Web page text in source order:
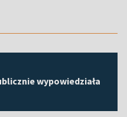
wypowiedziała